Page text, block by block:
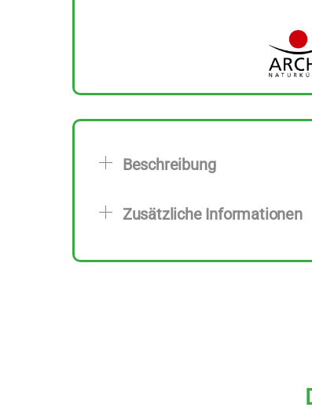
Beschreibung
Zusätzliche Informationen